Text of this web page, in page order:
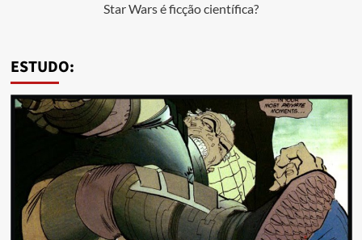
Star Wars é ficção científica?
ESTUDO: